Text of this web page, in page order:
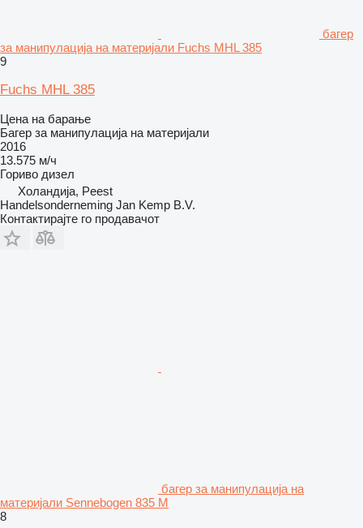
багер
за манипулација на материјали Fuchs MHL 385
9
Fuchs MHL 385
Цена на барање
Багер за манипулација на материјали
2016
13.575 м/ч
Гориво дизел
Холандија, Peest
Handelsonderneming Jan Kemp B.V.
Контактирајте го продавачот
багер за манипулација на
материјали Sennebogen 835 M
8